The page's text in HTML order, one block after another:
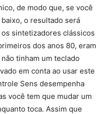
de modo que, se você
o resultado será
sintetizadores clássicos
dos anos 80, eram
tinham um teclado
em conta ao usar este
Sens desempenha
você tem que mudar um
toca. Assim que